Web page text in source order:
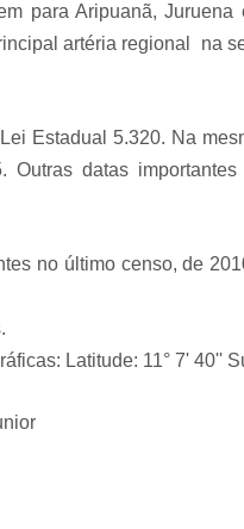
para Aripuanã,
artéria regional na
Estadual 5.320. Na
datas
no último censo, de
Latitude: 11° 7' 40''